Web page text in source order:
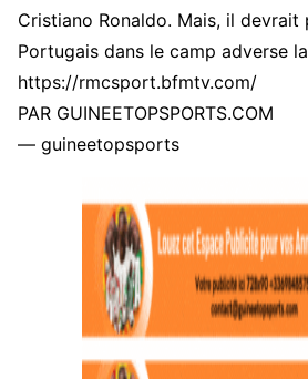
Cristiano Ronaldo. Mais, il
Portugais dans le camp adverse
https://rmcsport.bfmtv.com/
PAR GUINEETOPSPORTS.COM
— guineetopsports